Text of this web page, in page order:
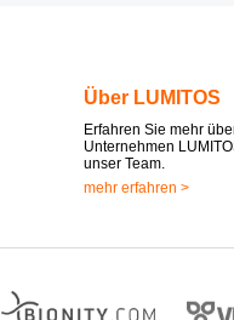
Über LUMITOS
Erfahren Sie mehr
Unternehmen
unser Team.
mehr erfahren >